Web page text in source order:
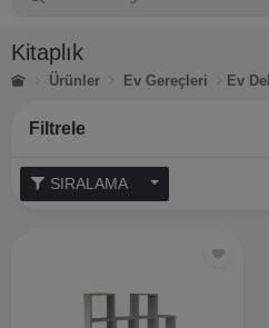
Kitaplık
Ürünler Ev Gereçleri Ev
Filtrele